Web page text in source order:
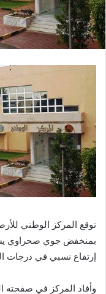
توقع المركز الوطني
بمنخفض جوي صحراوي
إرتفاع نسبي في درجات
وأفاد المركز في صفحته